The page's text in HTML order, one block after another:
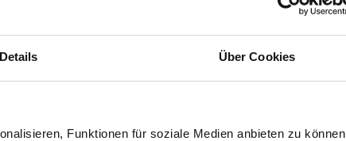
Details Über Cookies
Funktionen für soziale Medien anbieten zu können
durchführen und Ihre
Grünfläche in eine echte
Wohlfühloase
verwandeln.